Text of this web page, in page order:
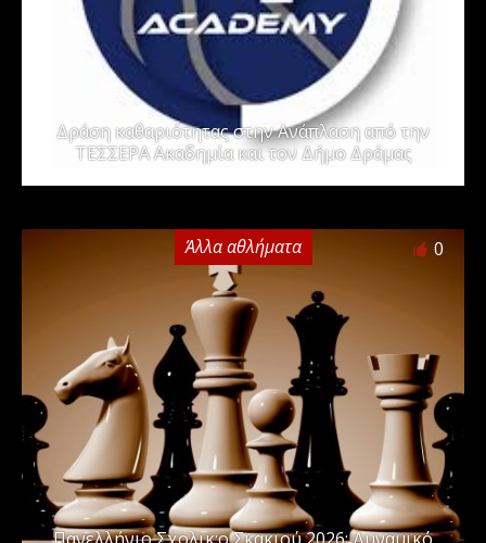
Δράση καθαριότητας στην Ανάπλαση από την
ΤΕΣΣΕΡΑ Ακαδημία και τον Δήμο Δράμας
Άλλα αθλήματα 0